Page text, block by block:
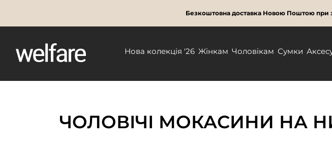
Безкоштовна доставка Новою Поштою при
Нова колекція '26 Жінкам Чоловікам Сумки
ЧОЛОВІЧІ МОКАСИНИ НА